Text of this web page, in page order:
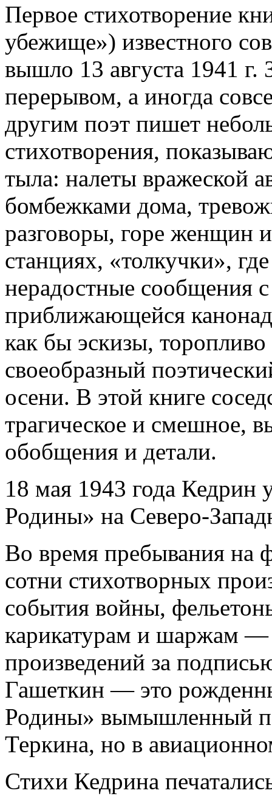
Первое стихотворение
убежище») известного
вышло 13 августа 1941
перерывом, а иногда
другим поэт пишет
стихотворения,
тыла: налеты вражеской
бомбежками дома,
разговоры, горе женщин
станциях, «толкучки»,
нерадостные сообщения
приближающейся
как бы эскизы,
своеобразный
осени. В этой книге
трагическое и смешное,
обобщения и детали.
18 мая 1943 года Кедрин
Родины» на Северо-
Во время пребывания на
сотни стихотворных
события войны,
карикатурам и шаржам —
произведений за
Гашеткин — это
Родины» вымышленный
Теркина, но в
Стихи Кедрина